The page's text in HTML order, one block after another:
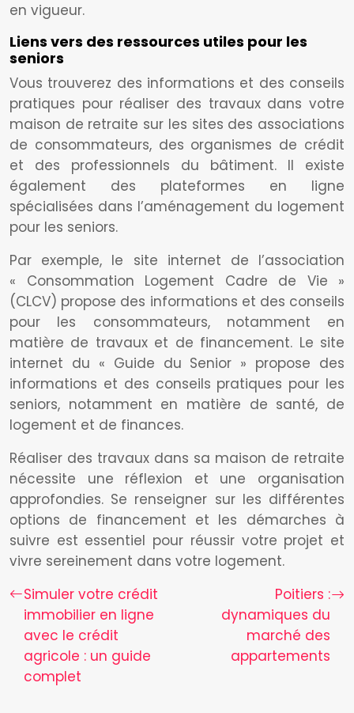
en vigueur.
Liens vers des ressources utiles pour les
seniors
Vous trouverez des informations et des conseils
pratiques pour réaliser des travaux dans votre
maison de retraite sur les sites des associations
de consommateurs, des organismes de crédit
et des professionnels du bâtiment. Il existe
également des plateformes en ligne
spécialisées dans l’aménagement du logement
pour les seniors.
Par exemple, le site internet de l’association
« Consommation Logement Cadre de Vie »
(CLCV) propose des informations et des conseils
pour les consommateurs, notamment en
matière de travaux et de financement. Le site
internet du « Guide du Senior » propose des
informations et des conseils pratiques pour les
seniors, notamment en matière de santé, de
logement et de finances.
Réaliser des travaux dans sa maison de retraite
nécessite une réflexion et une organisation
approfondies. Se renseigner sur les différentes
options de financement et les démarches à
suivre est essentiel pour réussir votre projet et
vivre sereinement dans votre logement.
Simuler votre crédit
immobilier en ligne
avec le crédit
agricole : un guide
complet
Poitiers :
dynamiques du
marché des
appartements